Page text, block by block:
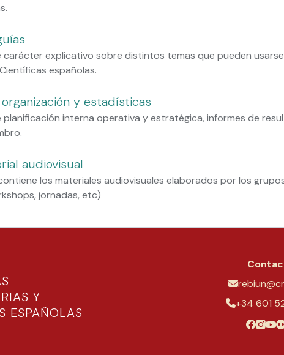
explicativo sobre distintos temas que pueden
españolas.
organización y estadísticas
interna operativa y estratégica, informes de
audiovisual
los materiales audiovisuales elaborados por los
jornadas, etc)
Y
ESPAÑOLAS
+34 601